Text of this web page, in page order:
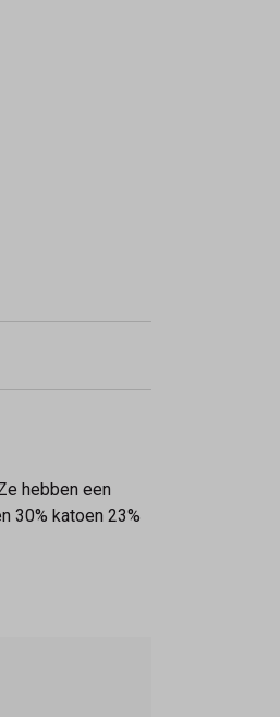
hebben een
30% katoen 23%